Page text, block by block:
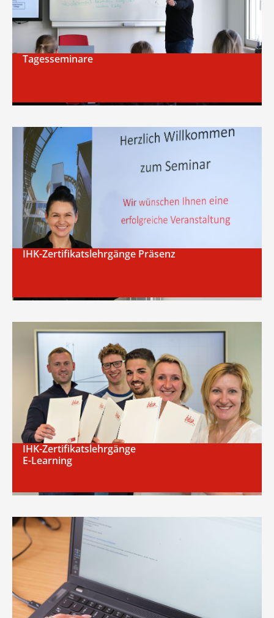
Tagesseminare
IHK-Zertifikatslehrgänge Präsenz
IHK-Zertifikatslehrgänge
E-Learning